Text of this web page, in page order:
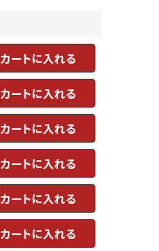
カートに入れる
カートに入れる
カートに入れる
カートに入れる
カートに入れる
カートに入れる